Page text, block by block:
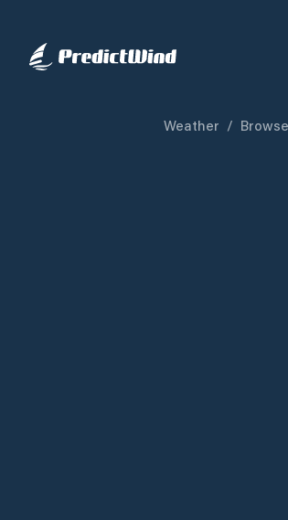
Weather / Browse